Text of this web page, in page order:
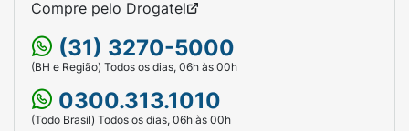
Compre pelo Drogatel
(31) 3270-5000
(BH e Região) Todos os dias, 06h às 00h
0300.313.1010
(Todo Brasil) Todos os dias, 06h às 00h